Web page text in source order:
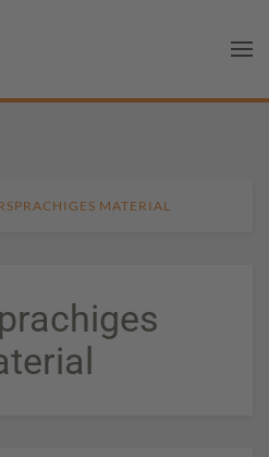
MATERIAL